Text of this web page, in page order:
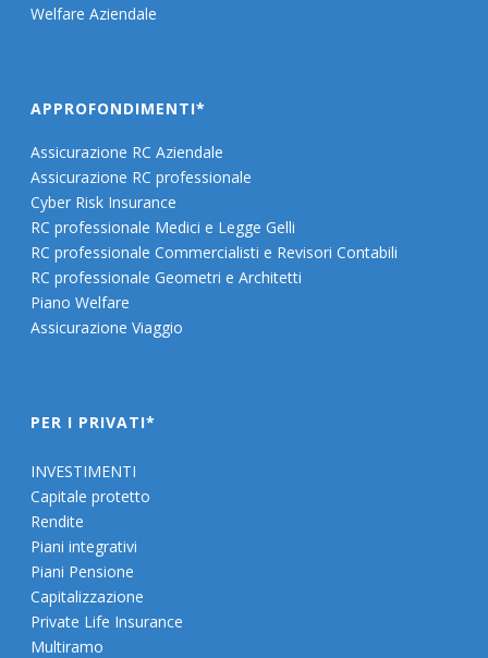
Welfare Aziendale
APPROFONDIMENTI*
Assicurazione RC Aziendale
Assicurazione RC professionale
Cyber Risk Insurance
RC professionale Medici e Legge Gelli
RC professionale Commercialisti e Revisori Contabili
RC professionale Geometri e Architetti
Piano Welfare
Assicurazione Viaggio
PER I PRIVATI*
INVESTIMENTI
Capitale protetto
Rendite
Piani integrativi
Piani Pensione
Capitalizzazione
Private Life Insurance
Multiramo